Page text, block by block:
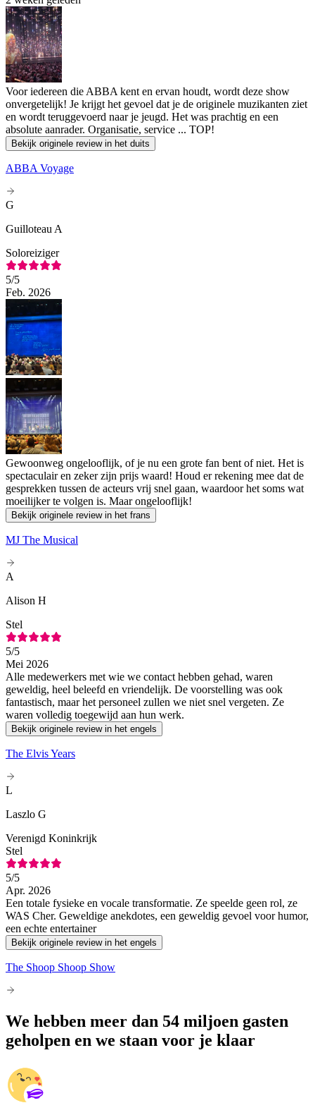
Voor iedereen die ABBA kent en ervan houdt, wordt deze show
onvergetelijk! Je krijgt het gevoel dat je de originele muzikanten ziet
en wordt teruggevoerd naar je jeugd. Het was prachtig en een
absolute aanrader. Organisatie, service ... TOP!
Bekijk originele review in het duits
ABBA Voyage
G
Guilloteau A
Soloreiziger
5/5
Feb. 2026
Gewoonweg ongelooflijk, of je nu een grote fan bent of niet. Het is
spectaculair en zeker zijn prijs waard! Houd er rekening mee dat de
gesprekken tussen de acteurs vrij snel gaan, waardoor het soms wat
moeilijker te volgen is. Maar ongelooflijk!
Bekijk originele review in het frans
MJ The Musical
A
Alison H
Stel
5/5
Mei 2026
Alle medewerkers met wie we contact hebben gehad, waren
geweldig, heel beleefd en vriendelijk. De voorstelling was ook
fantastisch, maar het personeel zullen we niet snel vergeten. Ze
waren volledig toegewijd aan hun werk.
Bekijk originele review in het engels
The Elvis Years
L
Laszlo G
Verenigd Koninkrijk
Stel
5/5
Apr. 2026
Een totale fysieke en vocale transformatie. Ze speelde geen rol, ze
WAS Cher. Geweldige anekdotes, een geweldig gevoel voor humor,
een echte entertainer
Bekijk originele review in het engels
The Shoop Shoop Show
We hebben meer dan 54 miljoen gasten
geholpen en we staan voor je klaar